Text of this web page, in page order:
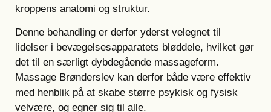
kroppens anatomi og struktur.
Denne behandling er derfor yderst velegnet til
lidelser i bevægelsesapparatets bløddele, hvilket gør
det til en særligt dybdegående massageform.
Massage Brønderslev kan derfor både være effektiv
med henblik på at skabe større psykisk og fysisk
velvære, og egner sig til alle.